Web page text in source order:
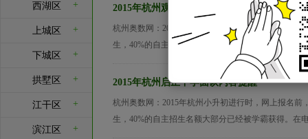
西湖区 +
上城区 +
下城区 +
拱墅区 +
江干区 +
滨江区 +
2015年杭州观成中学面谈内容提醒
杭州奥数网：2015年杭州小升初进行时，网上报名
生，40%的自主招生名额大部分已经被学霸获得。在
2015年杭州启正中学面谈内容提醒
杭州奥数网：2015年杭州小升初进行时，网上报名
生，40%的自主招生名额大部分已经被学霸获得。在